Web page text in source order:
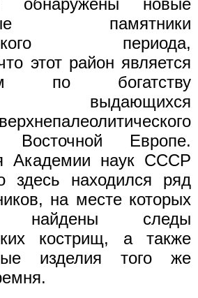
памятники
периода,
этот район является
по богатству
выдающихся
Европе.
Академии наук СССР
здесь находился ряд
на месте которых
следы
кострищ, а также
изделия того же